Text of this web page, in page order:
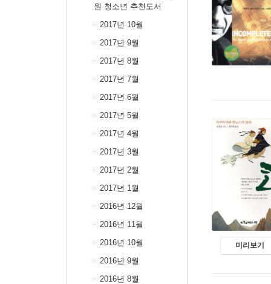
원 청소년 추천도서
2017년 10월
2017년 9월
2017년 8월
2017년 7월
2017년 6월
2017년 5월
2017년 4월
2017년 3월
2017년 2월
2017년 1월
2016년 12월
2016년 11월
2016년 10월
2016년 9월
2016년 8월
미리보기